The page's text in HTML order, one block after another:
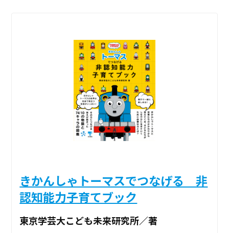
きかんしゃトーマスでつなげる 非
認知能力子育てブック
東京学芸大こども未来研究所／著